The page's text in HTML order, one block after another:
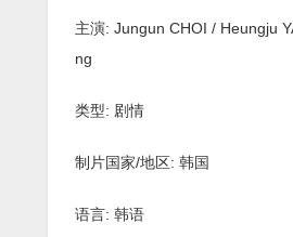
主演: Jungun CHOI / Heungju
ng
类型: 剧情
制片国家/地区: 韩国
语言: 韩语